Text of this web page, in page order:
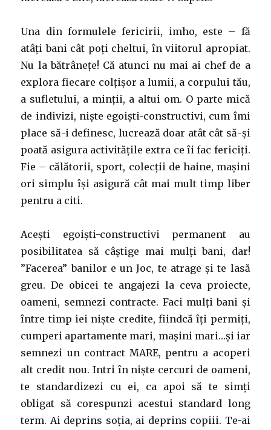
Una din formulele fericirii, imho, este – fă
atâți bani cât poți cheltui, în viitorul apropiat.
Nu la bătrânețe! Că atunci nu mai ai chef de a
explora fiecare colțișor a lumii, a corpului tău,
a sufletului, a minții, a altui om. O parte mică
de indivizi, niște egoiști-constructivi, cum îmi
place să-i definesc, lucrează doar atât cât să-și
poată asigura activitățile extra ce îi fac fericiți.
Fie – călătorii, sport, colecții de haine, mașini
ori simplu își asigură cât mai mult timp liber
pentru a citi.
Acești egoiști-constructivi permanent au
posibilitatea să câștige mai mulți bani, dar!
”Facerea” banilor e un Joc, te atrage și te lasă
greu. De obicei te angajezi la ceva proiecte,
oameni, semnezi contracte. Faci mulți bani și
între timp iei niște credite, fiindcă îți permiți,
cumperi apartamente mari, mașini mari…și iar
semnezi un contract MARE, pentru a acoperi
alt credit nou. Intri în niște cercuri de oameni,
te standardizezi cu ei, ca apoi să te simți
obligat să corespunzi acestui standard long
term. Ai deprins soția, ai deprins copiii. Te-ai